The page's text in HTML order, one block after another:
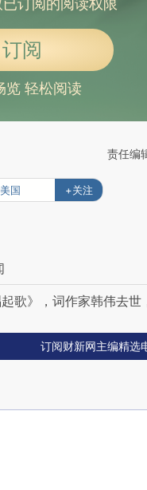
订阅的阅读权限
订阅
览 轻松阅读
责任编
国 +关注
歌》，词作家韩伟去世
订阅财新网主编精选